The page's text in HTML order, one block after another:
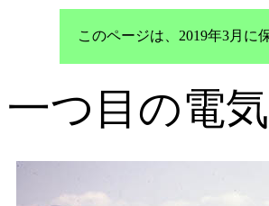
このページは、2019年3月
一つ目の電